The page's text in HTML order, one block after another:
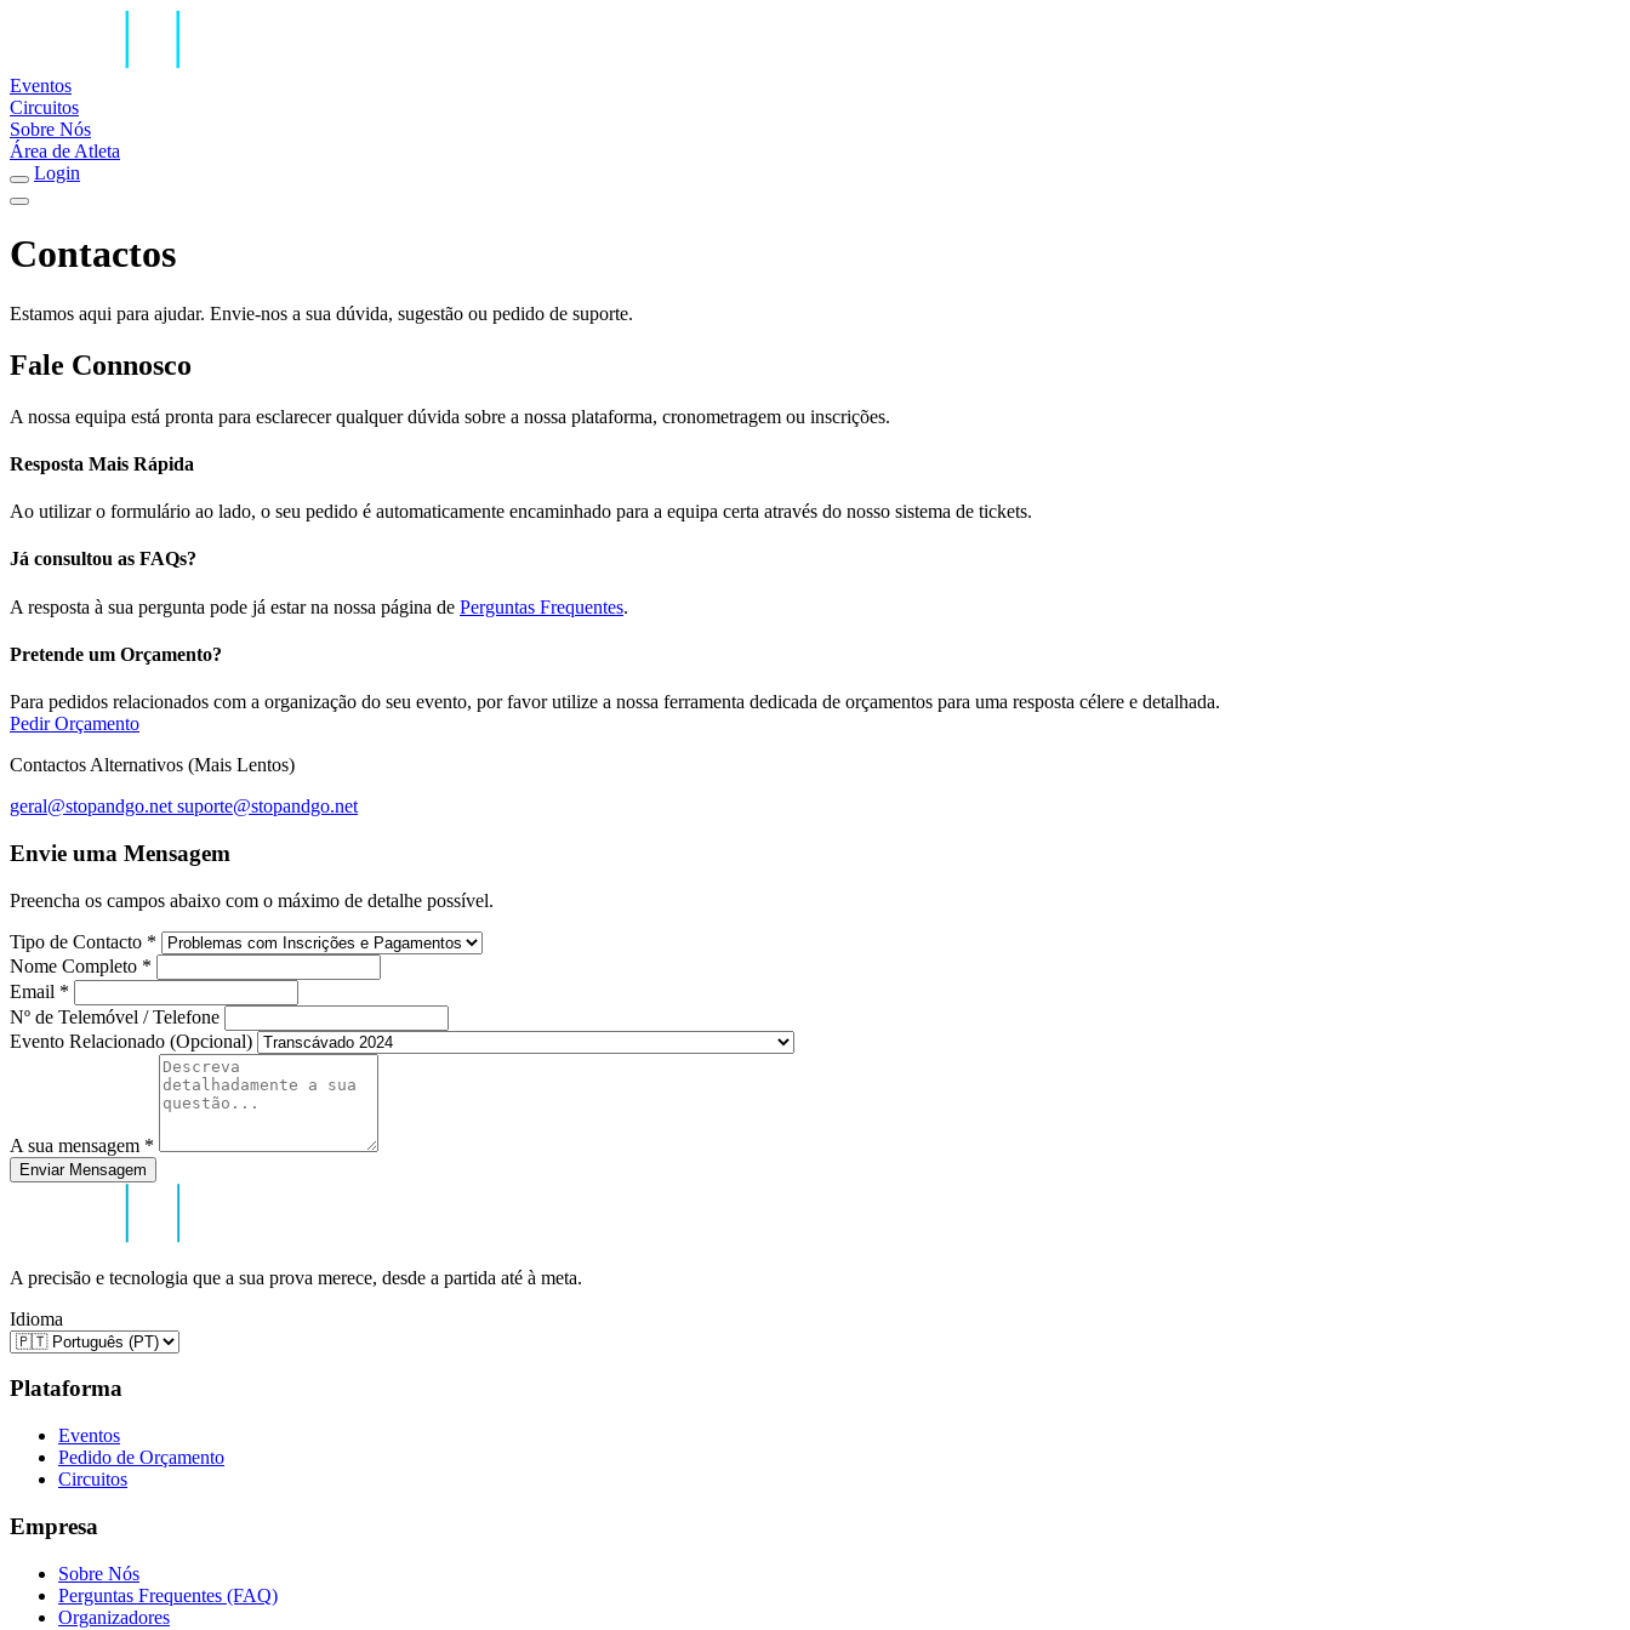
Eventos
Circuitos
Sobre Nós
Área de Atleta
Login
Contactos
Estamos aqui para ajudar. Envie-nos a sua dúvida, sugestão ou pedido de suporte.
Fale Connosco
A nossa equipa está pronta para esclarecer qualquer dúvida sobre a nossa plataforma, cronometragem ou inscrições.
Resposta Mais Rápida
Ao utilizar o formulário ao lado, o seu pedido é automaticamente encaminhado para a equipa certa através do nosso sistema de tickets.
Já consultou as FAQs?
A resposta à sua pergunta pode já estar na nossa página de Perguntas Frequentes.
Pretende um Orçamento?
Para pedidos relacionados com a organização do seu evento, por favor utilize a nossa ferramenta dedicada de orçamentos para uma resposta célere e detalhada.
Pedir Orçamento
Contactos Alternativos (Mais Lentos)
geral@stopandgo.net suporte@stopandgo.net
Envie uma Mensagem
Preencha os campos abaixo com o máximo de detalhe possível.
Tipo de Contacto *
Nome Completo *
Email *
Nº de Telemóvel / Telefone
Evento Relacionado (Opcional)
A sua mensagem *
Enviar Mensagem
A precisão e tecnologia que a sua prova merece, desde a partida até à meta.
Idioma
Plataforma
Eventos
Pedido de Orçamento
Circuitos
Empresa
Sobre Nós
Perguntas Frequentes (FAQ)
Organizadores